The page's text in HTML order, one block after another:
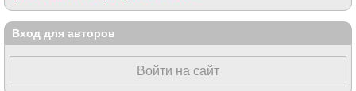
Вход для авторов
Войти на сайт